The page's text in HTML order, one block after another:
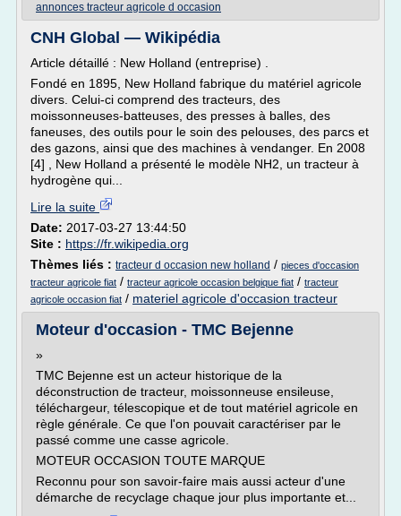
annonces tracteur agricole d occasion
CNH Global — Wikipédia
Article détaillé : New Holland (entreprise) .
Fondé en 1895, New Holland fabrique du matériel agricole
divers. Celui-ci comprend des tracteurs, des
moissonneuses-batteuses, des presses à balles, des
faneuses, des outils pour le soin des pelouses, des parcs et
des gazons, ainsi que des machines à vendanger. En 2008
[4] , New Holland a présenté le modèle NH2, un tracteur à
hydrogène qui...
Lire la suite
Date: 2017-03-27 13:44:50
Site : https://fr.wikipedia.org
Thèmes liés : tracteur d occasion new holland / pieces d'occasion
tracteur agricole fiat / tracteur agricole occasion belgique fiat / tracteur
agricole occasion fiat / materiel agricole d'occasion tracteur
Moteur d'occasion - TMC Bejenne
»
TMC Bejenne est un acteur historique de la
déconstruction de tracteur, moissonneuse ensileuse,
téléchargeur, télescopique et de tout matériel agricole en
règle générale. Ce que l'on pouvait caractériser par le
passé comme une casse agricole.
MOTEUR OCCASION TOUTE MARQUE
Reconnu pour son savoir-faire mais aussi acteur d'une
démarche de recyclage chaque jour plus importante et...